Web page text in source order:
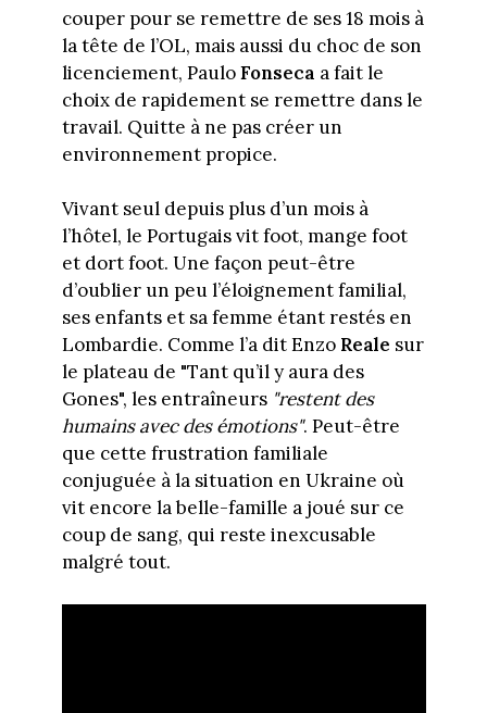
couper pour se remettre de ses 18 mois à
la tête de l’OL, mais aussi du choc de son
licenciement, PauloFonseca a fait le
choix de rapidement se remettre dans le
travail. Quitte à ne pas créer un
environnement propice.
Vivant seul depuis plus d’un mois à
l’hôtel, le Portugais vit foot, mange foot
et dort foot. Une façon peut-être
d’oublier un peu l’éloignement familial,
ses enfants et sa femme étant restés en
Lombardie. Comme l’a dit Enzo Reale sur
le plateau de "Tant qu’il y aura des
Gones", les entraîneurs "restent des
humains avec des émotions". Peut-être
que cette frustration familiale
conjuguée à la situation en Ukraine où
vit encore la belle-famille a joué sur ce
coup de sang, qui reste inexcusable
malgré tout.